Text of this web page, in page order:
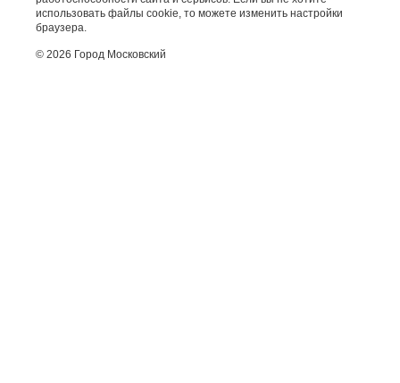
использовать файлы cookie, то можете изменить настройки
браузера.
© 2026 Город Московский